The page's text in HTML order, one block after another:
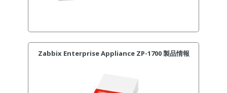
Zabbix Enterprise Appliance ZP-1700 製品情報